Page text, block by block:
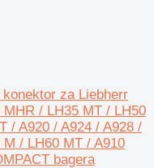
za Liebherr
/ LH35 MT / LH50
/ A920 / A924 / A928 /
/ LH60 MT / A910
bagera